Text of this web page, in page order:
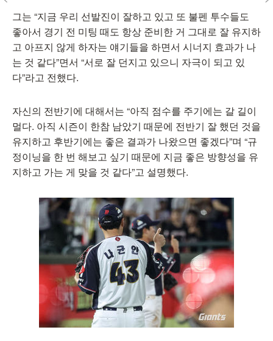
그는 “지금 우리 선발진이 잘하고 있고 또 불펜 투수들도
좋아서 경기 전 미팅 때도 항상 준비한 거 그대로 잘 유지하
고 아프지 않게 하자는 얘기들을 하면서 시너지 효과가 나
는 것 같다”면서 “서로 잘 던지고 있으니 자극이 되고 있
다”라고 전했다.
자신의 전반기에 대해서는 “아직 점수를 주기에는 갈 길이
멀다. 아직 시즌이 한참 남았기 때문에 전반기 잘 했던 것을
유지하고 후반기에는 좋은 결과가 나왔으면 좋겠다”며 “규
정이닝을 한 번 해보고 싶기 때문에 지금 좋은 방향성을 유
지하고 가는 게 맞을 것 같다”고 설명했다.